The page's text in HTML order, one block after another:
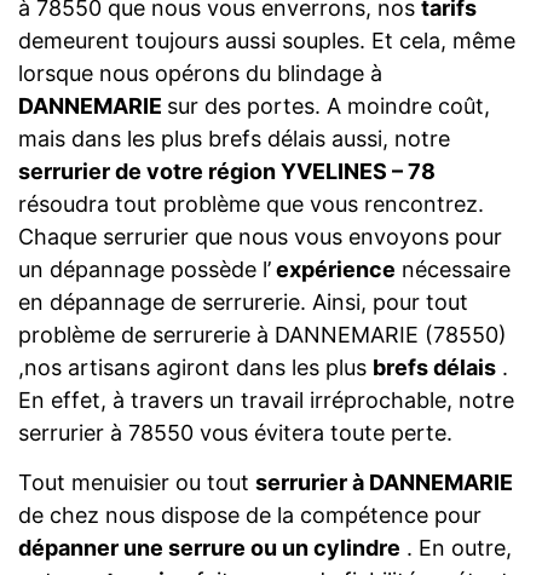
à 78550 que nous vous enverrons, nos tarifs
demeurent toujours aussi souples. Et cela, même
lorsque nous opérons du blindage à
DANNEMARIE sur des portes. A moindre coût,
mais dans les plus brefs délais aussi, notre
serrurier de votre région YVELINES – 78
résoudra tout problème que vous rencontrez.
Chaque serrurier que nous vous envoyons pour
un dépannage possède l’expérience nécessaire
en dépannage de serrurerie. Ainsi, pour tout
problème de serrurerie à DANNEMARIE (78550)
,nos artisans agiront dans les plus brefs délais .
En effet, à travers un travail irréprochable, notre
serrurier à 78550 vous évitera toute perte.
Tout menuisier ou tout serrurier à DANNEMARIE
de chez nous dispose de la compétence pour
dépanner une serrure ou un cylindre . En outre,